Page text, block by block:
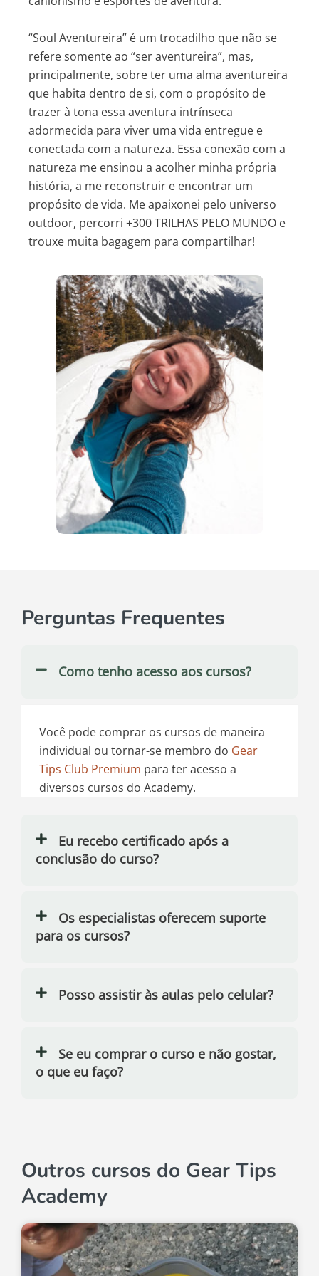
bastão de caminhada
Bônus 2 Trilha sem dor – Aula 7: Fator externo –
Bônus 2 Trilha sem dor – Aula 8: Fatores
internos + preparo físico
Bônus 2 Trilha sem dor – Aula 9: Lesão prévia
ou aquecimento
Bônus 2 Trilha sem dor – Aula 11: Câimbra
Bônus 2 Trilha sem dor – Aula 12: O que fazer
se sentir dor – autoliberação
Bônus 2 Trilha sem dor – Aula 13: Explicação
Bônus 2 Trilha sem dor – Aula 14: Quando me
preocupar com a dor?
de serpentes peçonhentas
“Soul Aventureira” é um trocadilho que não se
refere somente ao “ser aventureira”, mas,
principalmente, sobre ter uma alma aventureira
que habita dentro de si, com o propósito de
trazer à tona essa aventura intrínseca
adormecida para viver uma vida entregue e
conectada com a natureza. Essa conexão com a
natureza me ensinou a acolher minha própria
história, a me reconstruir e encontrar um
propósito de vida. Me apaixonei pelo universo
outdoor, percorri +300 TRILHAS PELO MUNDO e
trouxe muita bagagem para compartilhar!
Perguntas Frequentes
Como tenho acesso aos cursos?
Você pode comprar os cursos de maneira
individual ou tornar-se membro do Gear
Tips Club Premium para ter acesso a
diversos cursos do Academy.
Eu recebo certificado após a
conclusão do curso?
Os especialistas oferecem suporte
para os cursos?
Posso assistir às aulas pelo celular?
Se eu comprar o curso e não gostar,
o que eu faço?
Outros cursos do Gear Tips
Academy